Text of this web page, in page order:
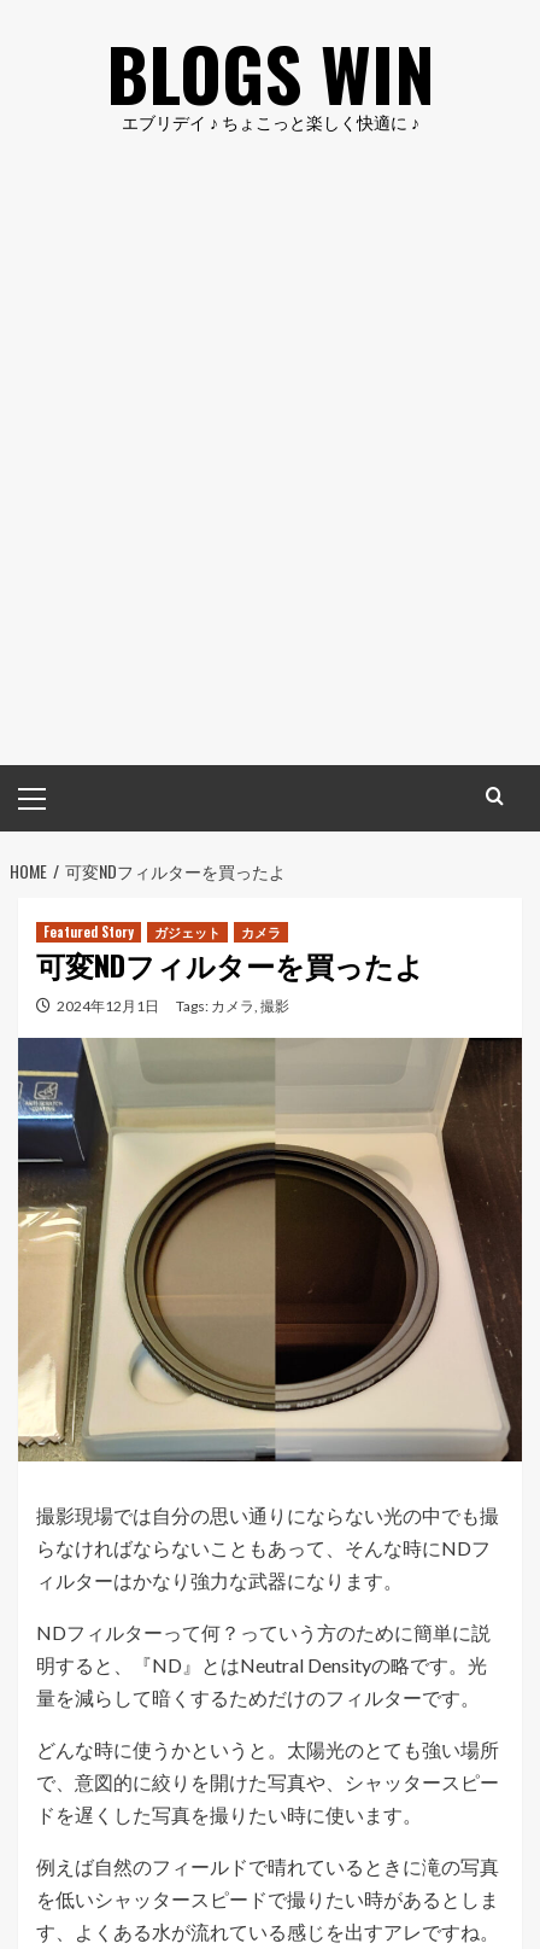
BLOGS WIN
エブリデイ ♪ ちょこっと楽しく快適に ♪
イ
ン
メ
HOME 可変NDフィルターを買ったよ
Featured Story ガジェット カメラ
可変NDフィルターを買ったよ
2024年12月1日 Tags: カメラ, 撮影
撮影現場では自分の思い通りにならない光の中でも撮
らなければならないこともあって、そんな時にNDフ
ィルターはかなり強力な武器になります。
NDフィルターって何？っていう方のために簡単に説
明すると、『ND』とはNeutral Densityの略です。光
量を減らして暗くするためだけのフィルターです。
どんな時に使うかというと。太陽光のとても強い場所
で、意図的に絞りを開けた写真や、シャッタースピー
ドを遅くした写真を撮りたい時に使います。
例えば自然のフィールドで晴れているときに滝の写真
を低いシャッタースピードで撮りたい時があるとしま
す、よくある水が流れている感じを出すアレですね。